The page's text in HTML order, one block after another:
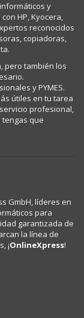
y
HP, Kyocera,
reconocidos
copiadoras,
pero también los
y PYMES.
útiles en tu tarea
profesional,
que
GmbH, líderes en
para
garantizada de
la línea de
¡OnlineXpress!